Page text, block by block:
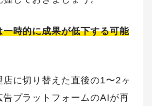
一時的に成果が低下する可能
店に切り替えた直後の1〜2ヶ
告プラットフォームのAIが再